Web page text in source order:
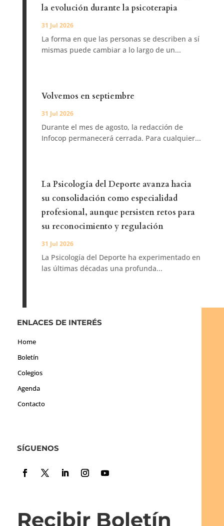
la evolución durante la psicoterapia
31 Jul 2026
La forma en que las personas se describen a sí
mismas puede cambiar a lo largo de un...
Volvemos en septiembre
31 Jul 2026
Durante el mes de agosto, la redacción de
Infocop permanecerá cerrada. Para cualquier...
La Psicología del Deporte avanza hacia
su consolidación como especialidad
profesional, aunque persisten retos para
su reconocimiento y regulación
31 Jul 2026
La Psicología del Deporte ha experimentado en
las últimas décadas una profunda...
ENLACES DE INTERÉS
Home
Boletín
Colegios
Agenda
Contacto
SÍGUENOS
Recibir Boletín